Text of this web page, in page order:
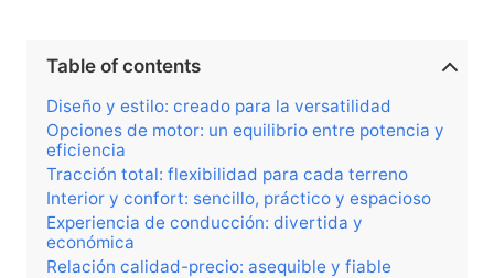
Table of contents
Diseño y estilo: creado para la versatilidad
Opciones de motor: un equilibrio entre potencia y
eficiencia
Tracción total: flexibilidad para cada terreno
Interior y confort: sencillo, práctico y espacioso
Experiencia de conducción: divertida y
económica
Relación calidad-precio: asequible y fiable